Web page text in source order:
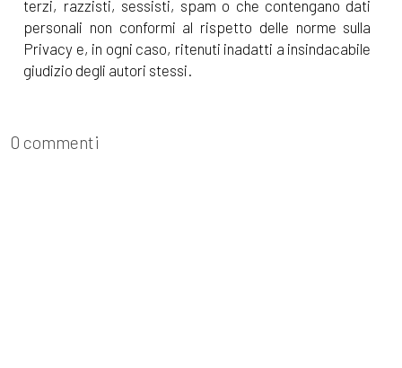
terzi, razzisti, sessisti, spam o che contengano dati
personali non conformi al rispetto delle norme sulla
Privacy e, in ogni caso, ritenuti inadatti a insindacabile
giudizio degli autori stessi.
0 commenti